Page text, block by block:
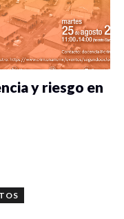
y riesgo en